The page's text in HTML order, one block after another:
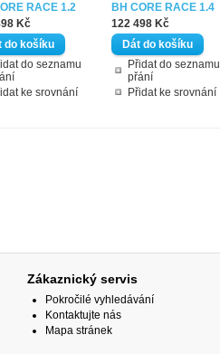
RACE 1.2
Kč
do seznamu
ke srovnání
BH CORE RACE 1.4
122 498 Kč
Přidat do seznamu
přání
Přidat ke srovnání
Zákaznický servis
Pokročilé vyhledávání
Kontaktujte nás
Mapa stránek